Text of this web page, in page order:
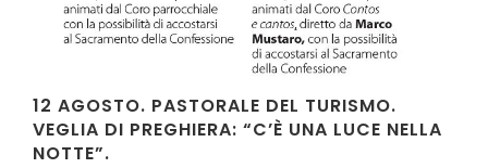
12 AGOSTO. PASTORALE DEL TURISMO.
VEGLIA DI PREGHIERA: “C’È UNA LUCE NELLA
NOTTE”.